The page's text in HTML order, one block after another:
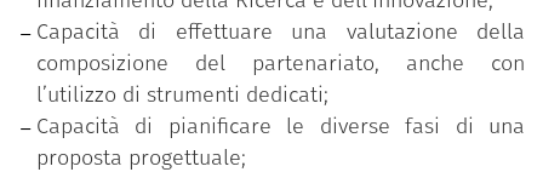
A partire dall’analisi di casi studio, i/le partecipanti
hanno infine approfondito le tematiche connesse
alla comunicazione, disseminazione e sfruttamento
della ricerca.
Capacità di effettuare una valutazione della
composizione del partenariato, anche con
l’utilizzo di strumenti dedicati;
Capacità di pianificare le diverse fasi di una
proposta progettuale;